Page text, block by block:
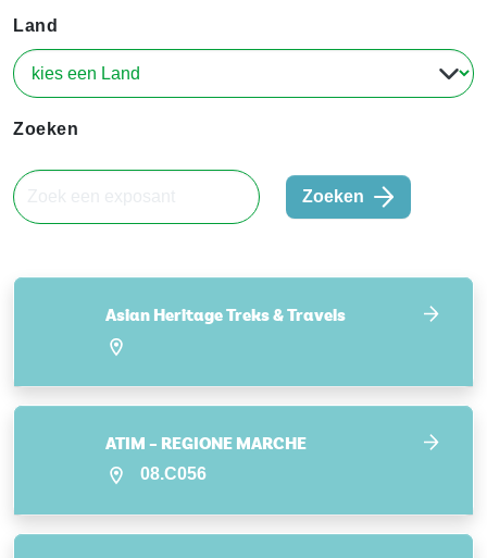
Land
Zoeken
Zoeken
Asian Heritage Treks & Travels
ATIM – REGIONE MARCHE
08.C056